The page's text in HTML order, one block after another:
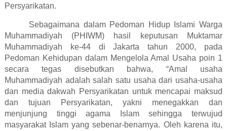
Persyarikatan.
Sebagaimana dalam Pedoman Hidup Islami Warga
Muhammadiyah (PHIWM) hasil keputusan Muktamar
Muhammadiyah ke-44 di Jakarta tahun 2000, pada
Pedoman Kehidupan dalam Mengelola Amal Usaha poin 1
secara tegas disebutkan bahwa, “Amal usaha
Muhammadiyah adalah salah satu usaha dari usaha-usaha
dan media dakwah Persyarikatan untuk mencapai maksud
dan tujuan Persyarikatan, yakni menegakkan dan
menjunjung tinggi agama Islam sehingga terwujud
masyarakat Islam yang sebenar-benarnya. Oleh karena itu,